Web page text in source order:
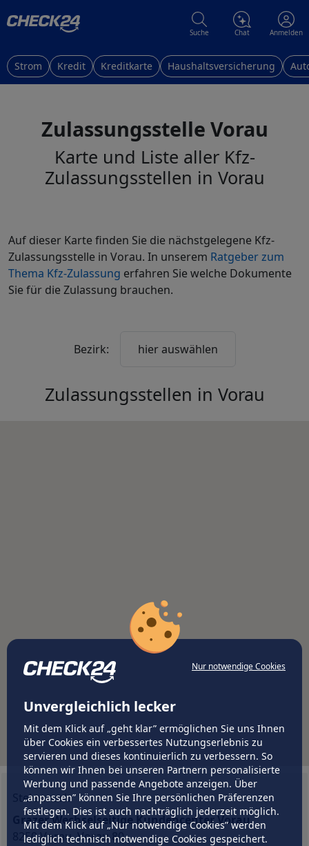
Nur notwendige Cookies
Unvergleichlich lecker
Mit dem Klick auf „geht klar” ermöglichen Sie uns Ihnen
über Cookies ein verbessertes Nutzungserlebnis zu
servieren und dieses kontinuierlich zu verbessern. So
können wir Ihnen bei unseren Partnern personalisierte
Werbung und passende Angebote anzeigen. Über
„anpassen” können Sie Ihre persönlichen Präferenzen
festlegen. Dies ist auch nachträglich jederzeit möglich.
Mit dem Klick auf „Nur notwendige Cookies” werden
lediglich technisch notwendige Cookies gespeichert.
Suche Chat Anmelden
Strom Kredit Kreditkarte Haushaltsversicherung
Zulassungsstelle Vorau
Karte und Liste aller Kfz-
Zulassungsstellen in Vorau
Auf dieser Karte finden Sie die nächstgelegene Kfz-
Zulassungsstelle in Vorau. In unserem Ratgeber zum
Thema Kfz-Zulassung erfahren Sie welche Dokumente
Sie für die Zulassung brauchen.
Bezirk: hier auswählen
Zulassungsstellen in Vorau
Steiermark
Grazer Wechselseitige Kundencenter Vorau
8250 Vorau, Vorau 80